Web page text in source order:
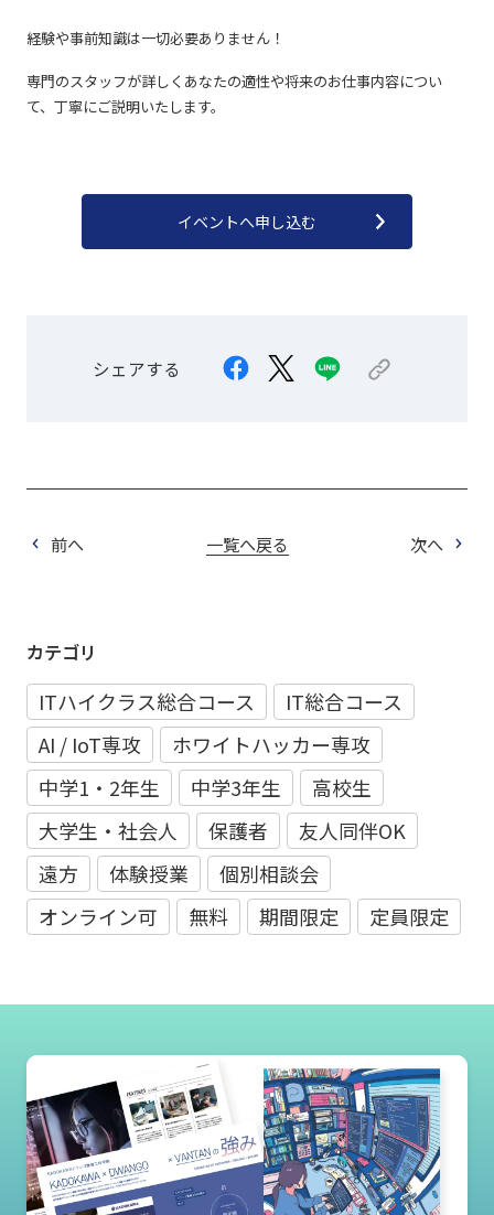
経験や事前知識は一切必要ありません！
専門のスタッフが詳しくあなたの適性や将来のお仕事内容につい
て、丁寧にご説明いたします。
イベントへ申し込む
シェアする
前へ 一覧へ戻る 次へ
カテゴリ
ITハイクラス総合コース
IT総合コース
AI / IoT専攻
ホワイトハッカー専攻
中学1・2年生
中学3年生
高校生
大学生・社会人
保護者
友人同伴OK
遠方
体験授業
個別相談会
オンライン可
無料 期間限定 定員限定